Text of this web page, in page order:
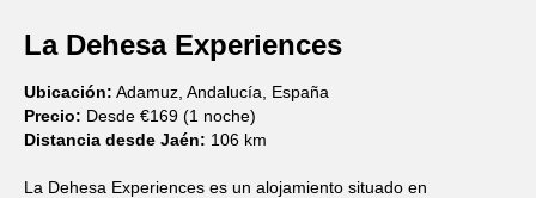
La Dehesa Experiences
Ubicación: Adamuz, Andalucía, España
Precio: Desde €169 (1 noche)
Distancia desde Jaén: 106 km
La Dehesa Experiences es un alojamiento situado en